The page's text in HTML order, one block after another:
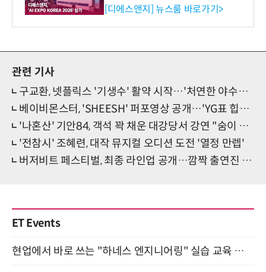
생애주기 아우르는 통합 솔루
[디에스앤지] 뉴스룸 바로가기>
관련 기사
구교환, 넷플릭스 '기생수' 활약 시작…'처연한 야수눈빛' 예고
베이비몬스터, 'SHEESH' 퍼포영상 공개…'YG표 힙&스웨그'
'나혼산' 기안84, 객석 꽉 채운 대강당서 강연 "숨이 확 막히더라고"
'전참시' 조혜련, 대작 뮤지컬 오디션 도전 '열정 만렙'
버저비트 페스티벌, 최종 라인업 공개…깜짝 출연진 눈길
ET Events
현업에서 바로 쓰는 "하네스 엔지니어링" 실습 교육 워크숍 8월 20일 개최